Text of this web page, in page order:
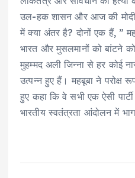
उल-हक शासन और आज की मोदी
में क्या अंतर है? दोनों एक हैं, ”
भारत और मुसलमानों को बांटने
मुहम्मद अली जिन्ना से हर कोई
उत्पन्न हुए हैं। महबूबा ने परोक्ष
हुए कहा कि वे सभी एक ऐसी
भारतीय स्वतंत्रता आंदोलन में